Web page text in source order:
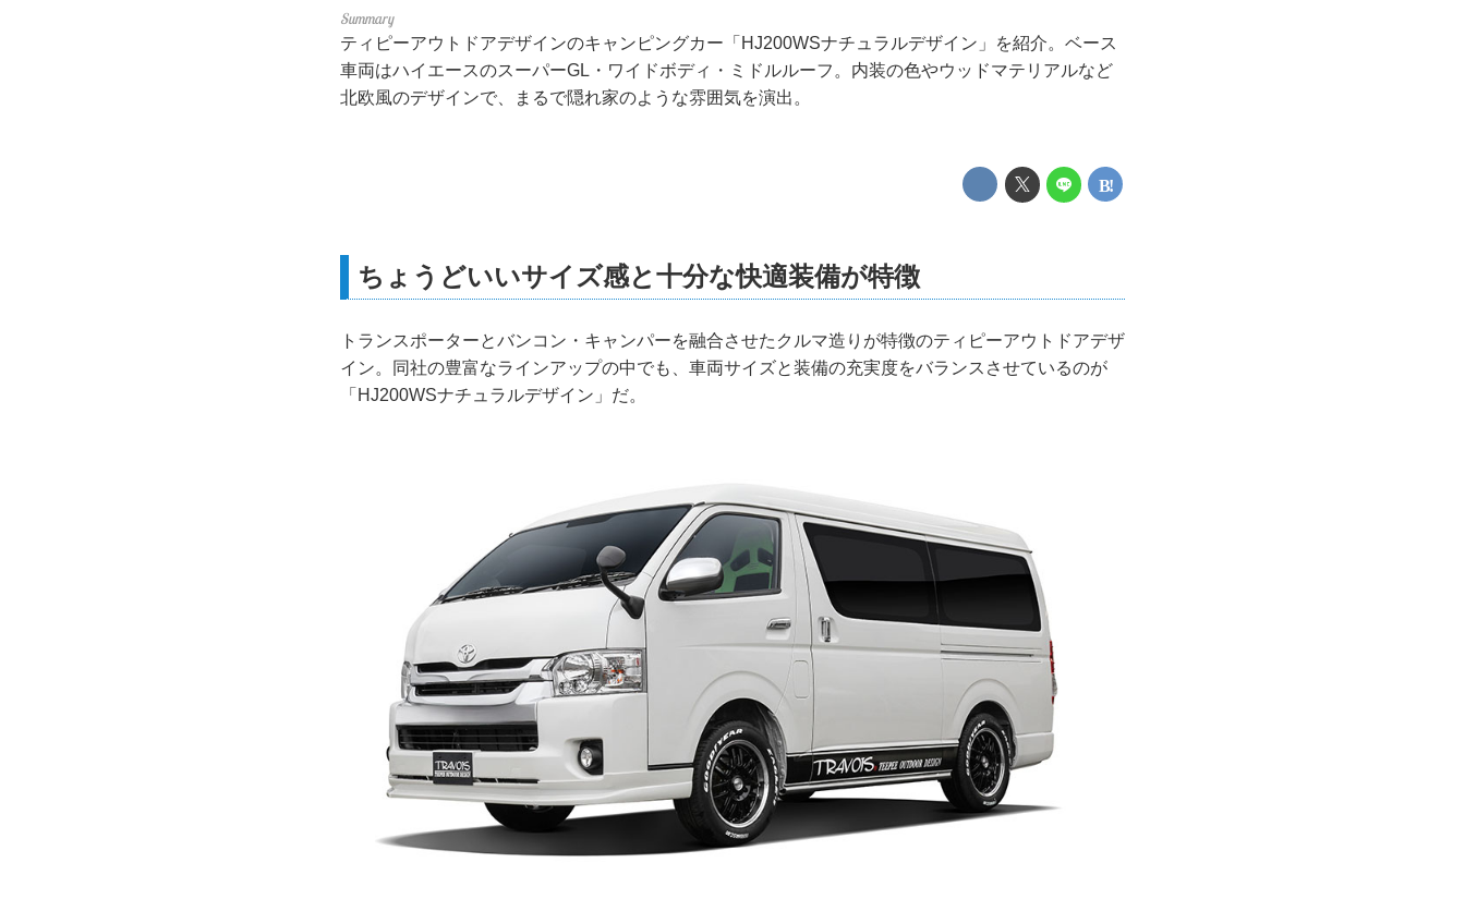
ティピーアウトドアデザインのキャンピングカー「HJ200WSナチュラルデザイン」を紹介。ベース
車両はハイエースのスーパーGL・ワイドボディ・ミドルルーフ。内装の色やウッドマテリアルなど
北欧風のデザインで、まるで隠れ家のような雰囲気を演出。
ちょうどいいサイズ感と十分な快適装備が特徴
トランスポーターとバンコン・キャンパーを融合させたクルマ造りが特徴のティピーアウトドアデザ
イン。同社の豊富なラインアップの中でも、車両サイズと装備の充実度をバランスさせているのが
「HJ200WSナチュラルデザイン」だ。